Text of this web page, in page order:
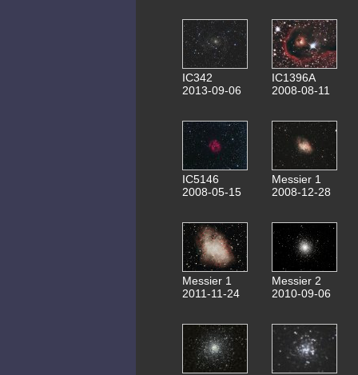
IC342
2013-09-06
IC1396A
2008-08-11
IC5146
2008-05-15
Messier 1
2008-12-28
Messier 1
2011-11-24
Messier 2
2010-09-06